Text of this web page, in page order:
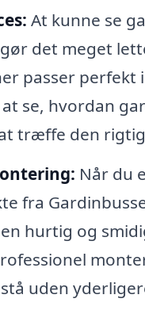
At kunne se
det meget
passer
se, hvordan
træffe den
Når du
fra
hurtig og
uden